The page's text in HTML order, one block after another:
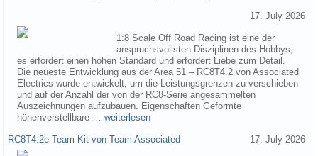
17. July 2026
1:8 Scale Off Road Racing ist eine der
anspruchsvollsten Disziplinen des Hobbys;
es erfordert einen hohen Standard und erfordert Liebe zum Detail.
Die neueste Entwicklung aus der Area 51 – RC8T4.2 von Associated
Electrics wurde entwickelt, um die Leistungsgrenzen zu verschieben
und auf der Anzahl der von der RC8-Serie angesammelten
Auszeichnungen aufzubauen. Eigenschaften Geformte
höhenverstellbare … weiterlesen
RC8T4.2e Team Kit von Team Associated 17. July 2026